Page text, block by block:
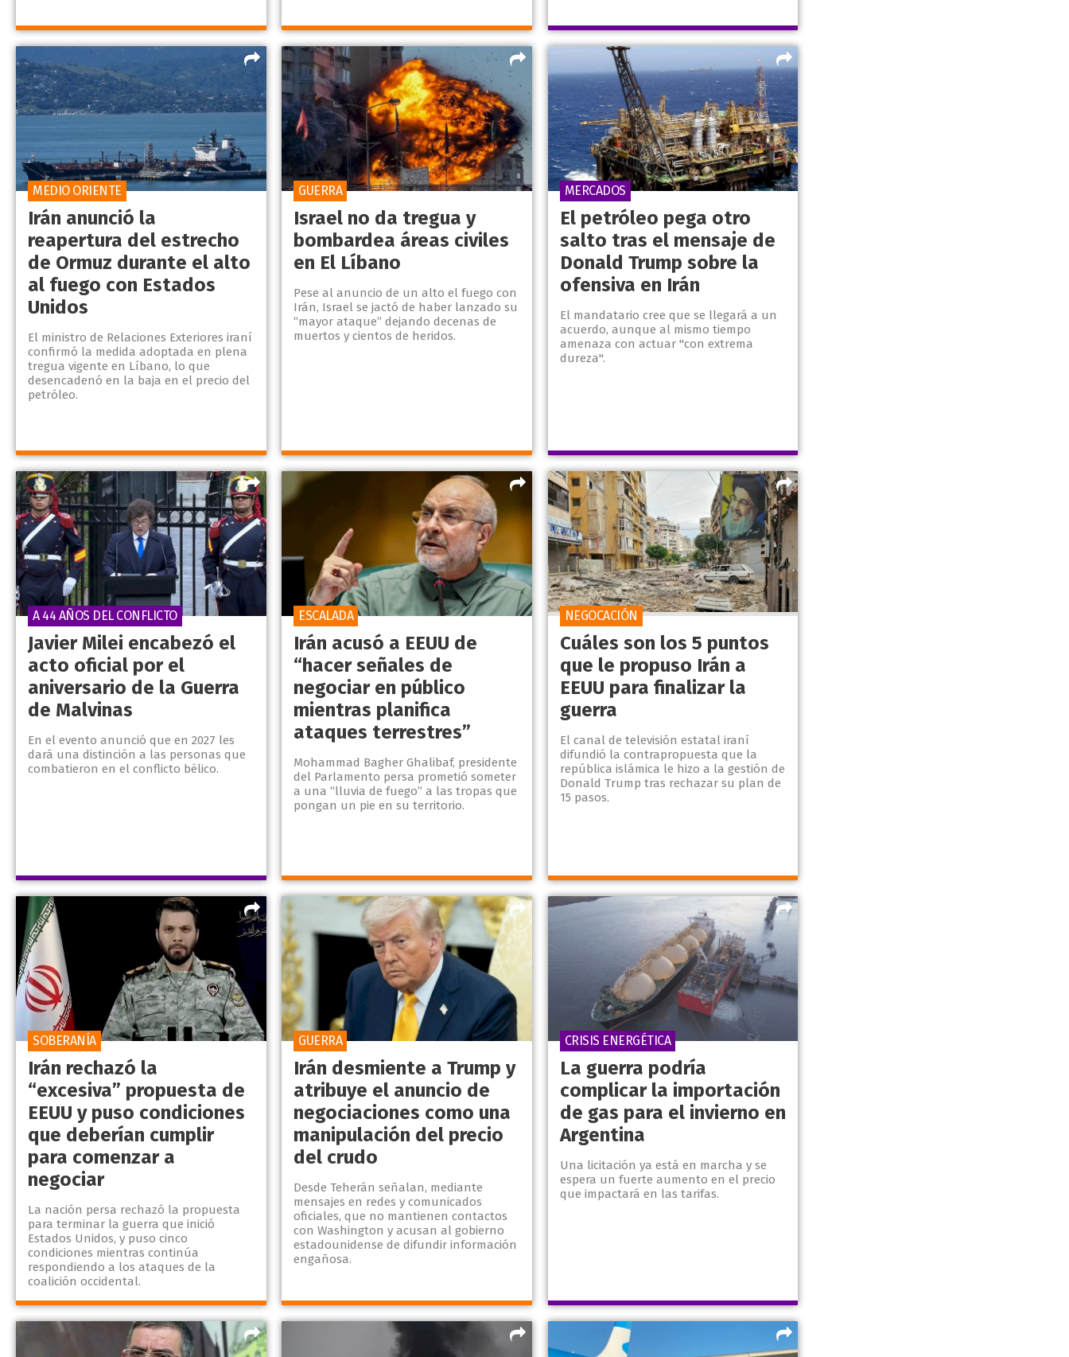
Irán anunció la
reapertura del estrecho
de Ormuz durante el alto
al fuego con Estados
Unidos
El ministro de Relaciones Exteriores iraní
confirmó la medida adoptada en plena
tregua vigente en Líbano, lo que
desencadenó en la baja en el precio del
petróleo.
MEDIO ORIENTE
Israel no da tregua y
bombardea áreas civiles
en El Líbano
Pese al anuncio de un alto el fuego con
Irán, Israel se jactó de haber lanzado su
“mayor ataque” dejando decenas de
muertos y cientos de heridos.
GUERRA
El petróleo pega otro
salto tras el mensaje de
Donald Trump sobre la
ofensiva en Irán
El mandatario cree que se llegará a un
acuerdo, aunque al mismo tiempo
amenaza con actuar "con extrema
dureza".
MERCADOS
Javier Milei encabezó el
acto oficial por el
aniversario de la Guerra
de Malvinas
En el evento anunció que en 2027 les
dará una distinción a las personas que
combatieron en el conflicto bélico.
A 44 AÑOS DEL CONFLICTO
Irán acusó a EEUU de
“hacer señales de
negociar en público
mientras planifica
ataques terrestres”
Mohammad Bagher Ghalibaf, presidente
del Parlamento persa prometió someter
a una “lluvia de fuego” a las tropas que
pongan un pie en su territorio.
ESCALADA
Cuáles son los 5 puntos
que le propuso Irán a
EEUU para finalizar la
guerra
El canal de televisión estatal iraní
difundió la contrapropuesta que la
república islámica le hizo a la gestión de
Donald Trump tras rechazar su plan de
15 pasos.
NEGOCACIÓN
Irán rechazó la
“excesiva” propuesta de
EEUU y puso condiciones
que deberían cumplir
para comenzar a
negociar
La nación persa rechazó la propuesta
para terminar la guerra que inició
Estados Unidos, y puso cinco
condiciones mientras continúa
respondiendo a los ataques de la
coalición occidental.
SOBERANÍA
Irán desmiente a Trump y
atribuye el anuncio de
negociaciones como una
manipulación del precio
del crudo
Desde Teherán señalan, mediante
mensajes en redes y comunicados
oficiales, que no mantienen contactos
con Washington y acusan al gobierno
estadounidense de difundir información
engañosa.
GUERRA
La guerra podría
complicar la importación
de gas para el invierno en
Argentina
Una licitación ya está en marcha y se
espera un fuerte aumento en el precio
que impactará en las tarifas.
CRISIS ENERGÉTICA